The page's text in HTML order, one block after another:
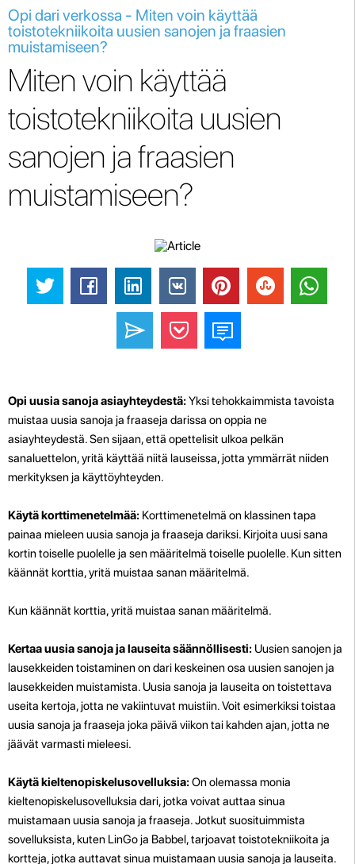
Opi dari verkossa - Miten voin käyttää
toistotekniikoita uusien sanojen ja fraasien
muistamiseen?
Miten voin käyttää
toistotekniikoita uusien
sanojen ja fraasien
muistamiseen?
Opi uusia sanoja asiayhteydestä:Yksi tehokkaimmista tavoista
muistaa uusia sanoja ja fraaseja darissa on oppia ne
asiayhteydestä. Sen sijaan, että opettelisit ulkoa pelkän
sanaluettelon, yritä käyttää niitä lauseissa, jotta ymmärrät niiden
merkityksen ja käyttöyhteyden.
Käytä korttimenetelmää: Korttimenetelmä on klassinen tapa
painaa mieleen uusia sanoja ja fraaseja dariksi. Kirjoita uusi sana
kortin toiselle puolelle ja sen määritelmä toiselle puolelle. Kun sitten
käännät korttia, yritä muistaa sanan määritelmä.
Kun käännät korttia, yritä muistaa sanan määritelmä.
Kertaa uusia sanoja ja lauseita säännöllisesti: Uusien sanojen ja
lausekkeiden toistaminen on dari keskeinen osa uusien sanojen ja
lausekkeiden muistamista. Uusia sanoja ja lauseita on toistettava
useita kertoja, jotta ne vakiintuvat muistiin. Voit esimerkiksi toistaa
uusia sanoja ja fraaseja joka päivä viikon tai kahden ajan, jotta ne
jäävät varmasti mieleesi.
Käytä kieltenopiskelusovelluksia:On olemassa monia
kieltenopiskelusovelluksia dari, jotka voivat auttaa sinua
muistamaan uusia sanoja ja fraaseja. Jotkut suosituimmista
sovelluksista, kuten LinGo ja Babbel, tarjoavat toistotekniikoita ja
kortteja, jotka auttavat sinua muistamaan uusia sanoja ja lauseita.